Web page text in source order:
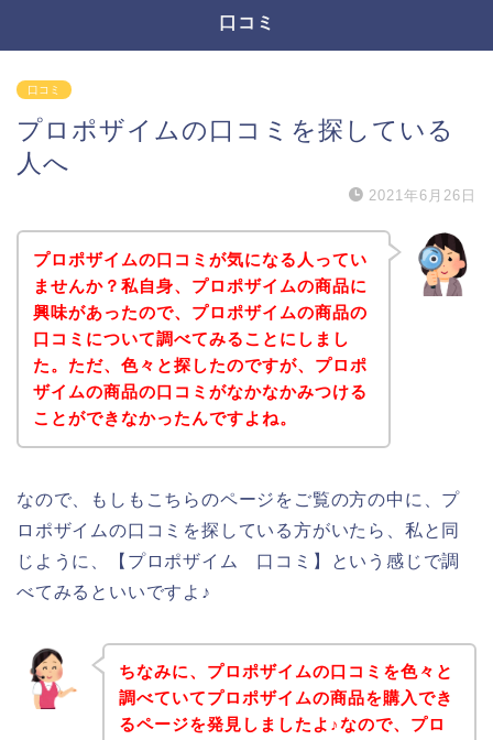
口コミ
口コミ
プロポザイムの口コミを探している
人へ
2021年6月26日
プロポザイムの口コミが気になる人ってい
ませんか？私自身、プロポザイムの商品に
興味があったので、プロポザイムの商品の
口コミについて調べてみることにしまし
た。ただ、色々と探したのですが、プロポ
ザイムの商品の口コミがなかなかみつける
ことができなかったんですよね。
なので、もしもこちらのページをご覧の方の中に、プ
ロポザイムの口コミを探している方がいたら、私と同
じように、【プロポザイム 口コミ】という感じで調
べてみるといいですよ♪
ちなみに、プロポザイムの口コミを色々と
調べていてプロポザイムの商品を購入でき
るページを発見しましたよ♪なので、プロ